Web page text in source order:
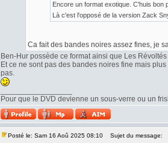
Encore un format exotique. C'huis
Là c'est l'opposé de la version Zack
Ca fait des bandes noires assez fines, je
Ben-Hur possède ce format ainsi que Les
Et ce ne sont pas des bandes noires fine mais
pas.
Pour que le DVD devienne un sous-verre ou un
Posté le: Sam 16 Aoû 2025 08:10 Sujet du message: